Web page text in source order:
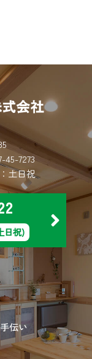
45-7273
土日祝
日祝)
伝い